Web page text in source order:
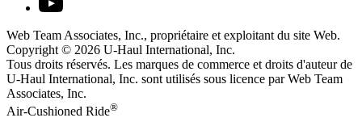
Web Team Associates, Inc., propriétaire et exploitant du site Web.
Copyright © 2026 U-Haul International, Inc.
Tous droits réservés. Les marques de commerce et droits d'auteur de
U-Haul International, Inc. sont utilisés sous licence par Web Team
Associates, Inc.
Air-Cushioned Ride®